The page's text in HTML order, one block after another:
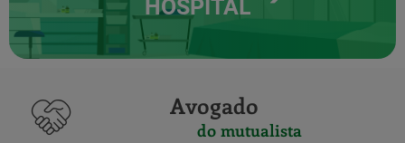
HOSPITAL
Avogado
do mutualista